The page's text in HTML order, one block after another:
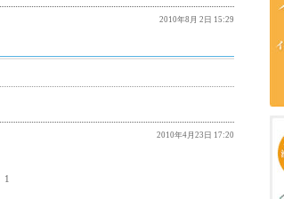
2010年8月 2日 15:29
2010年4月23日 17:20
1